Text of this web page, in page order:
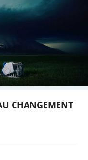
CHANGEMENT